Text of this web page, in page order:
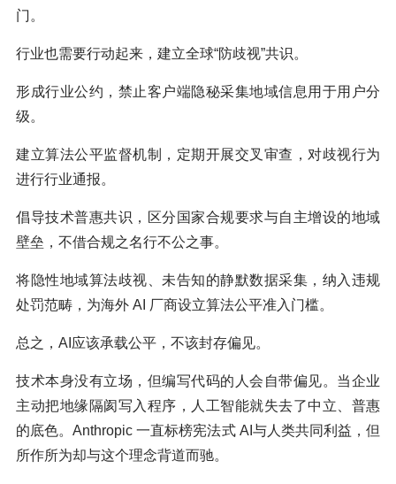
门。
行业也需要行动起来，建立全球“防歧视”共识。
形成行业公约，禁止客户端隐秘采集地域信息用于用户分
级。
建立算法公平监督机制，定期开展交叉审查，对歧视行为
进行行业通报。
倡导技术普惠共识，区分国家合规要求与自主增设的地域
壁垒，不借合规之名行不公之事。
将隐性地域算法歧视、未告知的静默数据采集，纳入违规
处罚范畴，为海外 AI 厂商设立算法公平准入门槛。
总之，AI应该承载公平，不该封存偏见。
技术本身没有立场，但编写代码的人会自带偏见。当企业
主动把地缘隔阂写入程序，人工智能就失去了中立、普惠
的底色。Anthropic 一直标榜宪法式 AI与人类共同利益，但
所作所为却与这个理念背道而驰。